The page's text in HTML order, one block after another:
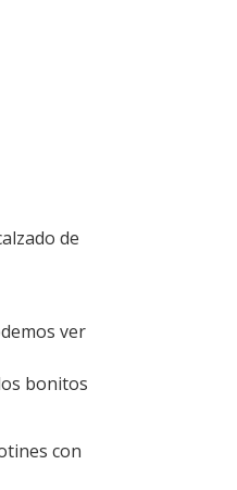
de
ver
bonitos
con